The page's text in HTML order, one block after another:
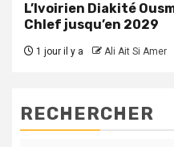
L’Ivoirien Diakité
Chlef jusqu’en 2029
1 jour il y a Ali Ait Si Amer
RECHERCHER